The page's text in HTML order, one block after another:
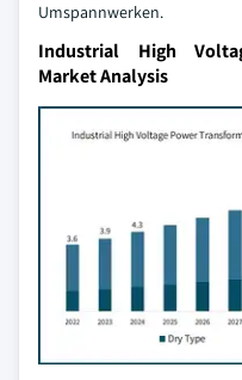
Umspannwerken.
Industrial High
Market Analysis